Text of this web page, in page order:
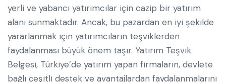
yerli ve yabancı yatırımcılar için cazip bir yatırım
alanı sunmaktadır. Ancak, bu pazardan en iyi şekilde
yararlanmak için yatırımcıların teşviklerden
faydalanması büyük önem taşır. Yatırım Teşvik
Belgesi, Türkiye’de yatırım yapan firmaların, devlete
bağlı çeşitli destek ve avantajlardan faydalanmalarını